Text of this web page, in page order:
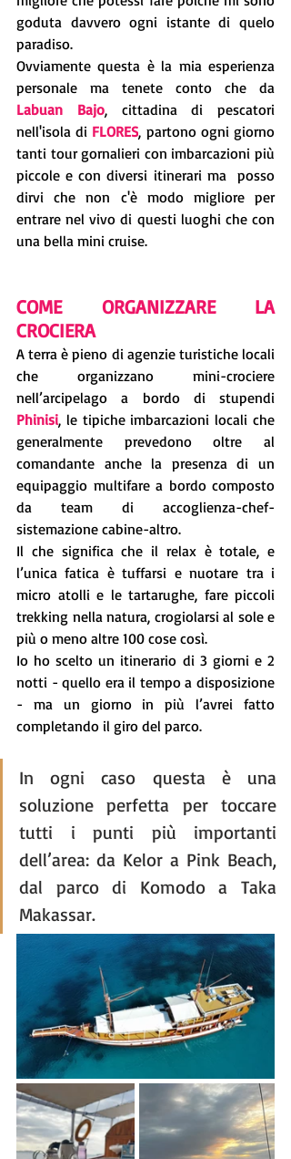
goduta davvero ogni istante di quelo
paradiso.
Ovviamente questa è la mia esperienza
Labuan Bajo, cittadina di pescatori
nell'isola di FLORES, partono ogni giorno
tanti tour gornalieri con imbarcazioni più
piccole e con diversi itinerari ma  posso
dirvi che non c'è modo migliore per
entrare nel vivo di questi luoghi che con
una bella mini cruise.
COME ORGANIZZARE LA
CROCIERA
A terra è pieno di agenzie turistiche locali
che organizzano mini-crociere
Phinisi, le tipiche imbarcazioni locali che
generalmente prevedono oltre al
comandante anche la presenza di un
equipaggio multifare a bordo composto
da team di accoglienza-chef-
sistemazione cabine-altro.
Il che significa che il relax è totale, e
l’unica fatica è tuffarsi e nuotare tra i
micro atolli e le tartarughe, fare piccoli
trekking nella natura, crogiolarsi al sole e
più o meno altre 100 cose così.
Io ho scelto un itinerario di 3 giorni e 2
notti - quello era il tempo a disposizione
- ma un giorno in più l’avrei fatto
completando il giro del parco.
In ogni caso questa è una
soluzione perfetta per toccare
tutti i punti più importanti
dell’area: da Kelor a Pink Beach,
dal parco di Komodo a Taka
Makassar.